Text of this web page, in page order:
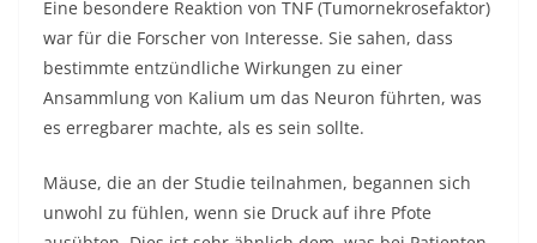
Eine besondere Reaktion von TNF (Tumornekrosefaktor)
war für die Forscher von Interesse. Sie sahen, dass
bestimmte entzündliche Wirkungen zu einer
Ansammlung von Kalium um das Neuron führten, was
es erregbarer machte, als es sein sollte.
Mäuse, die an der Studie teilnahmen, begannen sich
unwohl zu fühlen, wenn sie Druck auf ihre Pfote